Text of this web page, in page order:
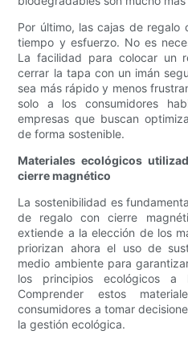
Por último, las cajas de regalo
tiempo y esfuerzo. No es
La facilidad para colocar un
cerrar la tapa con un imán
sea más rápido y menos
solo a los consumidores
empresas que buscan
de forma sostenible.
Materiales ecológicos
cierre magnético
La sostenibilidad es
de regalo con cierre
extiende a la elección de los
priorizan ahora el uso de
medio ambiente para
los principios ecológicos
Comprender estos
consumidores a tomar
la gestión ecológica.